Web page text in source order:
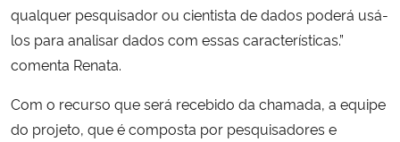
qualquer pesquisador ou cientista de dados poderá usá-
los para analisar dados com essas características.”
comenta Renata.
Com o recurso que será recebido da chamada, a equipe
do projeto, que é composta por pesquisadores e